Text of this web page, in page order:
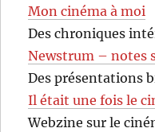
Mon cinéma à moi
Des chroniques
Newstrum – notes
Des présentations
Il était une fois le
Webzine sur le